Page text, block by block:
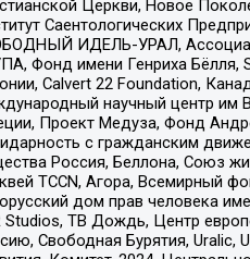
Церкви, Новое
Саентологических
ИДЕЛЬ-УРАЛ,
Фонд имени Генриха Бёлля,
Calvert 22 Foundation,
научный центр им
Проект Медуза, Фонд
с гражданским
Россия, Беллона, Союз
TCCN, Агора, Всемирный
дом прав человека
Studios, ТВ Дождь, Центр
Свободная Бурятия, Uralic,